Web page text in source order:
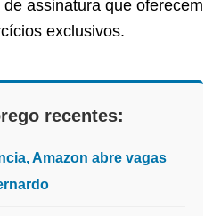
assinatura que oferecem
exclusivos.
recentes:
Amazon abre vagas